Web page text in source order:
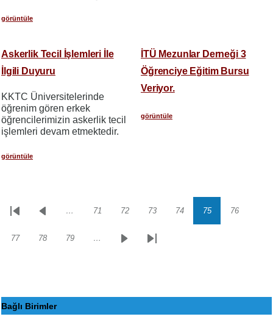
görüntüle
Askerlik Tecil İşlemleri İle
İlgili Duyuru
KKTC Üniversitelerinde
öğrenim gören erkek
öğrencilerimizin askerlik tecil
işlemleri devam etmektedir.
görüntüle
İTÜ Mezunlar Derneği 3
Öğrenciye Eğitim Bursu
Veriyor.
görüntüle
Sayfalama
İlk
Önceki… Sayfa
71 Sayfa
72 Sayfa
73 Sayfa
74 Sayfa
75 Sayfa
76
Sayfa
77 Sayfa
78 Sayfa
79 …
SonrakiSon
Bağlı Birimler